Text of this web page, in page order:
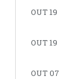
OUT 19
OUT 19
OUT 07